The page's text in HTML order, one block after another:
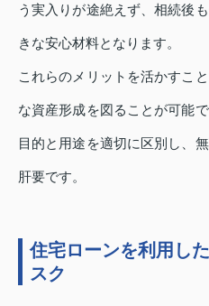
う実入りが途絶えず、相続後
きな安心材料となります。
これらのメリットを活かすこ
な資産形成を図ることが可能
目的と用途を適切に区別し、
肝要です。
住宅ローンを利用し
スク